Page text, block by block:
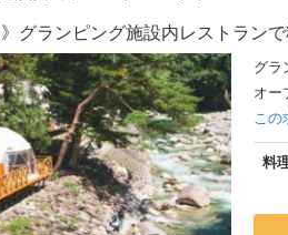
》グランピング施設内レストラン
グラ
オー
この
料